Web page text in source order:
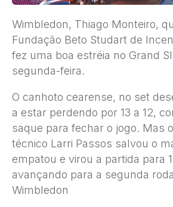
Wimbledon, Thiago Monteiro,
Fundação Beto Studart de
fez uma boa estréia no Grand
segunda-feira.
O canhoto cearense, no set
a estar perdendo por 13 a 12,
saque para fechar o jogo. Mas
técnico Larri Passos salvou o
empatou e virou a partida para
avançando para a segunda
Wimbledon